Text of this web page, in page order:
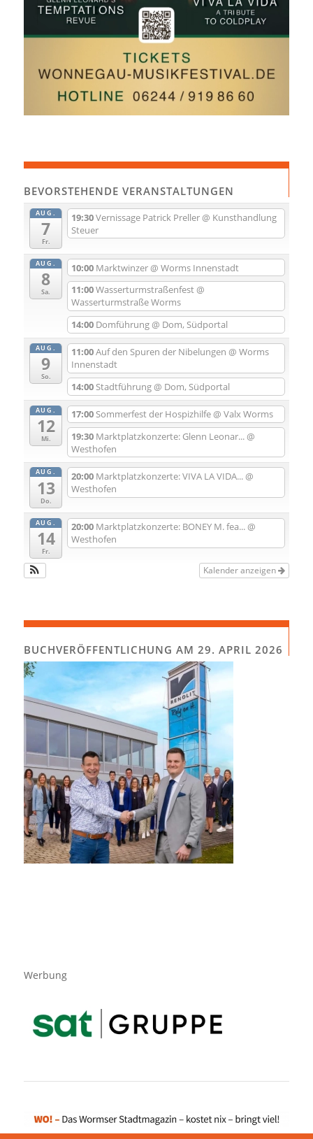
BEVORSTEHENDE VERANSTALTUNGEN
AUG.
7
Fr.
19:30Vernissage Patrick Preller@ Kunsthandlung
Steuer
AUG.
8
Sa.
10:00 Marktwinzer@ Worms Innenstadt
11:00Wasserturmstraßenfest@
Wasserturmstraße Worms
14:00 Domführung@ Dom, Südportal
AUG.
9
So.
11:00Auf den Spuren der Nibelungen@ Worms
Innenstadt
14:00 Stadtführung@ Dom, Südportal
AUG.
12
Mi.
17:00 Sommerfest der Hospizhilfe@ Valx Worms
19:30 Marktplatzkonzerte: Glenn Leonar...@
Westhofen
AUG.
13
Do.
20:00 Marktplatzkonzerte: VIVA LA VIDA...@
Westhofen
AUG.
14
Fr.
20:00 Marktplatzkonzerte: BONEY M. fea...@
Westhofen
Kalender anzeigen
BUCHVERÖFFENTLICHUNG AM 29. APRIL 2026
Werbung